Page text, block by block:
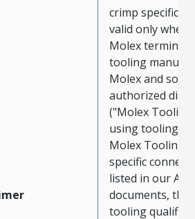
crimp
valid only when
Molex
tooling
Molex and sold
authorized
("Molex
using tooling
Molex Tooling
specific
listed in our ATS
documents, the
tooling